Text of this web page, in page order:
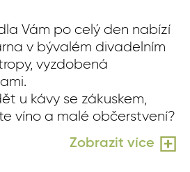
Vám po celý den nabízí
v bývalém divadelním
vyzdobená
u kávy se zákuskem,
víno a malé občerstvení?
Zobrazit více